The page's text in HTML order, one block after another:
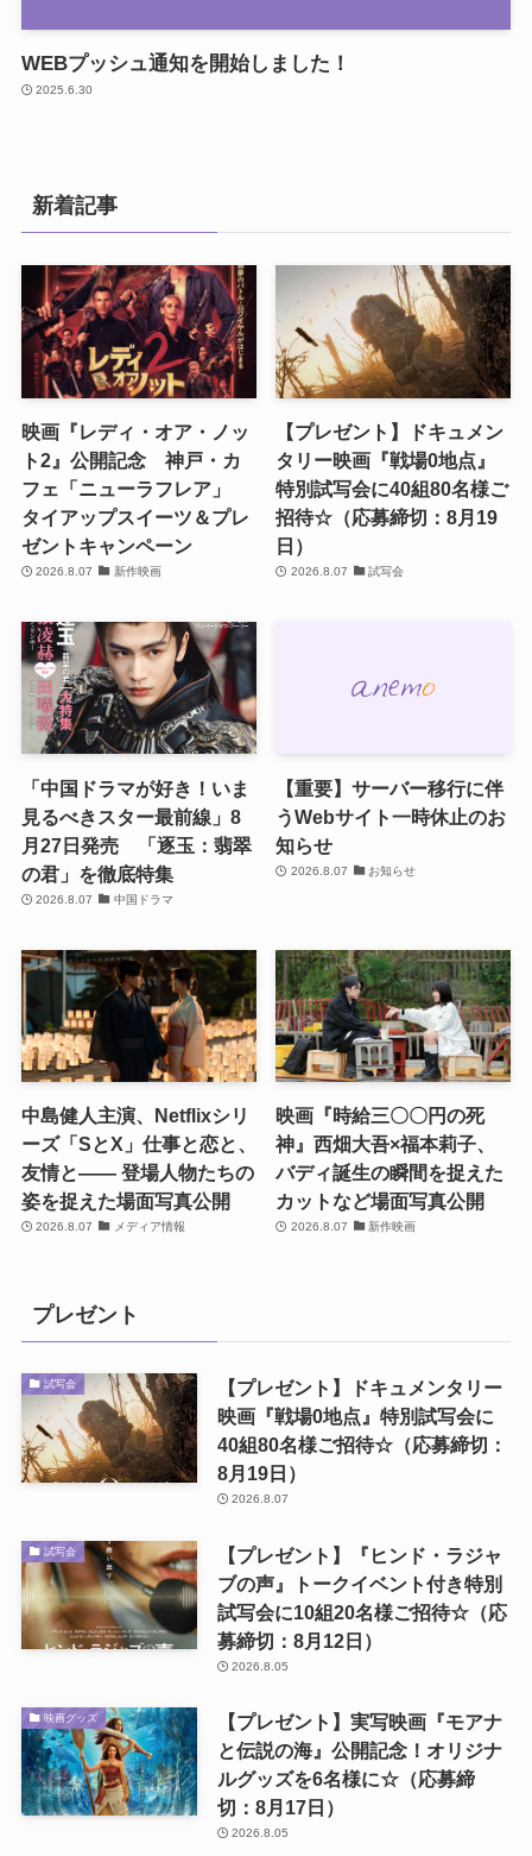
WEBプッシュ通知を開始しました！
2025.6.30
新着記事
映画『レディ・オア・ノッ
ト2』公開記念 神戸・カ
フェ「ニューラフレア」
タイアップスイーツ＆プレ
ゼントキャンペーン
2026.8.07 新作映画
【プレゼント】ドキュメン
タリー映画『戦場0地点』
特別試写会に40組80名様ご
招待☆（応募締切：8月19
日）
2026.8.07 試写会
「中国ドラマが好き！いま
見るべきスター最前線」8
月27日発売 「逐玉：翡翠
の君」を徹底特集
2026.8.07 中国ドラマ
【重要】サーバー移行に伴
うWebサイト一時休止のお
知らせ
2026.8.07 お知らせ
中島健人主演、Netflixシリ
ーズ「SとX」仕事と恋と、
友情と―― 登場人物たちの
姿を捉えた場面写真公開
2026.8.07 メディア情報
映画『時給三〇〇円の死
神』西畑大吾×福本莉子、
バディ誕生の瞬間を捉えた
カットなど場面写真公開
2026.8.07 新作映画
プレゼント
試写会
【プレゼント】ドキュメンタリー
映画『戦場0地点』特別試写会に
40組80名様ご招待☆（応募締切：
8月19日）
2026.8.07
試写会
【プレゼント】『ヒンド・ラジャ
ブの声』トークイベント付き特別
試写会に10組20名様ご招待☆（応
募締切：8月12日）
2026.8.05
映画グッズ
【プレゼント】実写映画『モアナ
と伝説の海』公開記念！オリジナ
ルグッズを6名様に☆（応募締
切：8月17日）
2026.8.05